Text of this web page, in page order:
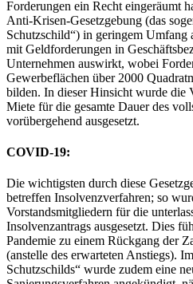
Forderungen ein Recht eingeräumt
Anti-Krisen-Gesetzgebung (das
Schutzschild“) in geringem Umfang
mit Geldforderungen in
Unternehmen auswirkt, wobei
Gewerbeflächen über 2000
bilden. In dieser Hinsicht wurde die
Miete für die gesamte Dauer des
vorübergehend ausgesetzt.
COVID-19:
Die wichtigsten durch diese
betreffen Insolvenzverfahren; so
Vorstandsmitgliedern für die
Insolvenzantrags ausgesetzt. Dies
Pandemie zu einem Rückgang der
(anstelle des erwarteten Anstiegs).
Schutzschilds“ wurde zudem eine